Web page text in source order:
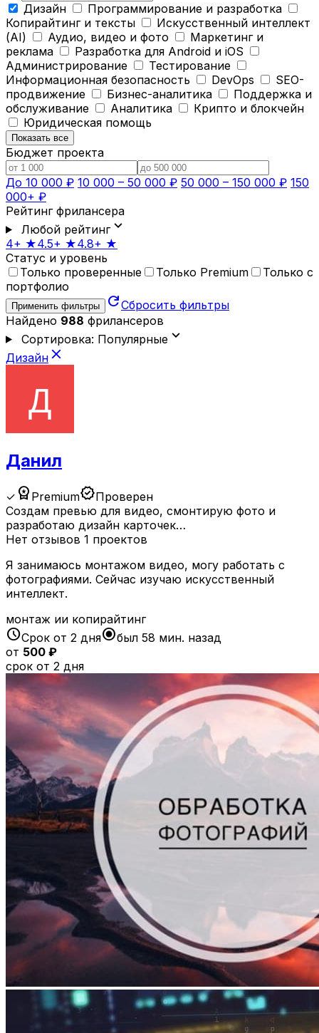
Дизайн
Программирование и разработка
Копирайтинг и тексты
Искусственный интеллект
(AI)
Аудио, видео и фото
Маркетинг и
реклама
Разработка для Android и iOS
Администрирование
Тестирование
Информационная безопасность
DevOps
SEO-
продвижение
Бизнес-аналитика
Поддержка и
обслуживание
Аналитика
Крипто и блокчейн
Юридическая помощь
Показать все
Бюджет проекта
До 10 000 ₽ 10 000 – 50 000 ₽ 50 000 – 150 000 ₽ 150
000+ ₽
Рейтинг фрилансера
Любой рейтингexpand_more
4+ ★4.5+ ★4.8+ ★
Статус и уровень
Только проверенные
Только Premium
Только с
портфолио
Применить фильтры refreshСбросить фильтры
Найдено 988 фрилансеров
Сортировка: Популярныеexpand_more
Дизайн close
Данил
✓ workspace_premium PremiumverifiedПроверен
Создам превью для видео, смонтирую фото и
разработаю дизайн карточек…
Нет отзывов 1 проектов
Я занимаюсь монтажом видео, могу работать с
фотографиями. Сейчас изучаю искусственный
интеллект.
монтаж ии копирайтинг
scheduleСрок от 2 дняradio_button_checkedбыл 58 мин. назад
от 500 ₽
срок от 2 дня